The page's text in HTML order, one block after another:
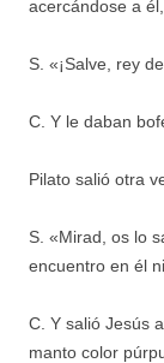
acercándose a
S. «¡Salve, rey
C. Y le daban
Pilato salió otra
S. «Mirad, os lo
encuentro en él
C. Y salió Jesús
manto color